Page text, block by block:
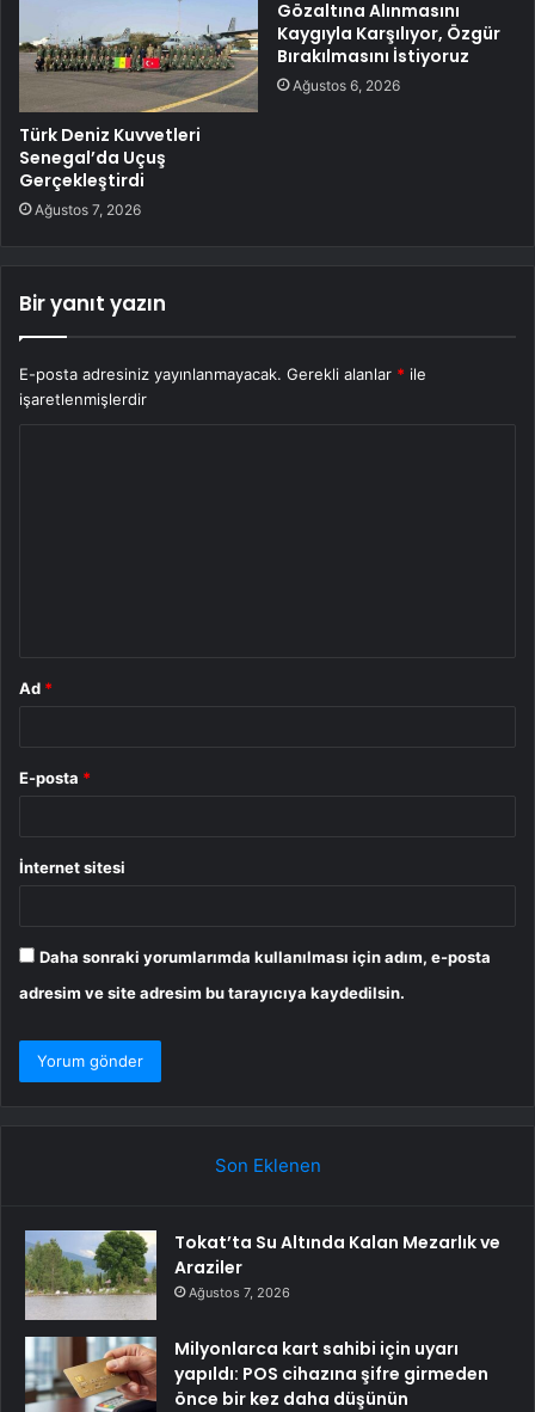
Türk Deniz Kuvvetleri
Senegal’da Uçuş
Gerçekleştirdi
Ağustos 7, 2026
Gözaltına Alınmasını
Kaygıyla Karşılıyor, Özgür
Bırakılmasını İstiyoruz
Ağustos 6, 2026
Bir yanıt yazın
E-posta adresiniz yayınlanmayacak. Gerekli alanlar * ile
işaretlenmişlerdir
Ad *
E-posta *
İnternet sitesi
Daha sonraki yorumlarımda kullanılması için adım, e-posta
adresim ve site adresim bu tarayıcıya kaydedilsin.
Son Eklenen
Tokat’ta Su Altında Kalan Mezarlık ve
Araziler
Ağustos 7, 2026
Milyonlarca kart sahibi için uyarı
yapıldı: POS cihazına şifre girmeden
önce bir kez daha düşünün